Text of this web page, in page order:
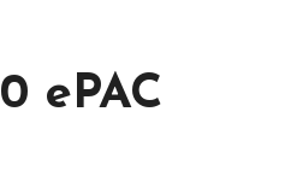
ePAC